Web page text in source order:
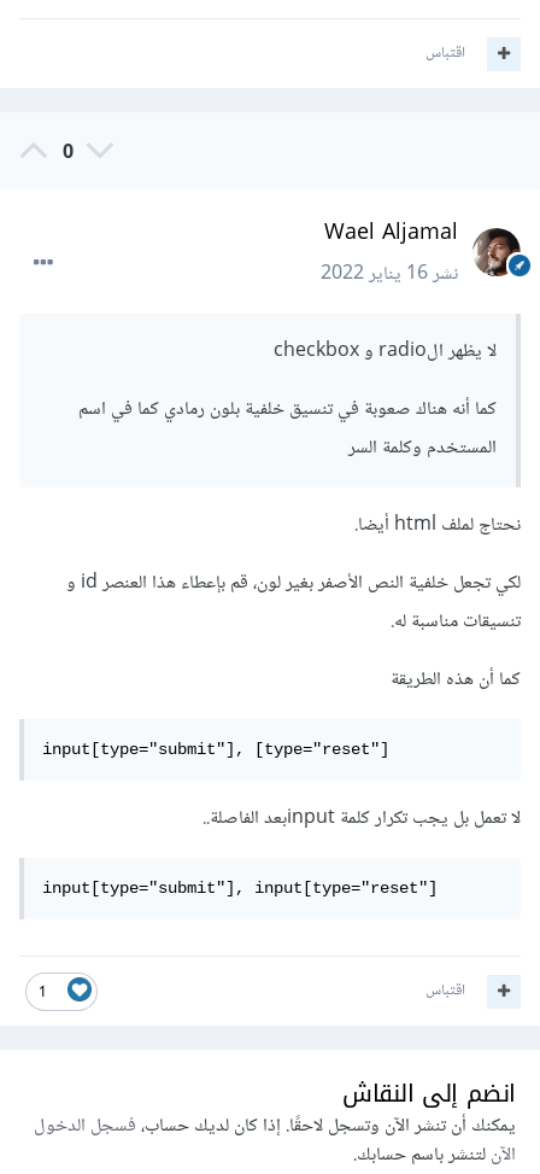
اقتباس
0
Wael Aljamal
نشر16 يناير 2022
لا يظهر الradio و checkbox
كما أنه هناك صعوبة في تنسيق خلفية بلون رمادي كما في اسم
المستخدم وكلمة السر
نحتاج لملف html أيضا.
لكي تجعل خلفية النص الأصفر بغير لون، قم بإعطاء هذا العنصر id و
تنسيقات مناسبة له.
كما أن هذه الطريقة
input[type="submit"], [type="reset"]
لا تعمل بل يجب تكرار كلمة inputبعد الفاصلة..
input[type="submit"], input[type="reset"]
1 اقتباس
انضم إلى النقاش
يمكنك أن تنشر الآن وتسجل لاحقًا. إذا كان لديك حساب،فسجل الدخول
الآنلتنشر باسم حسابك.